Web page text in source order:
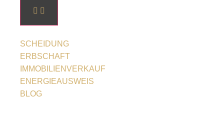
SCHEIDUNG
ERBSCHAFT
IMMOBILIENVERKAUF
ENERGIEAUSWEIS
BLOG